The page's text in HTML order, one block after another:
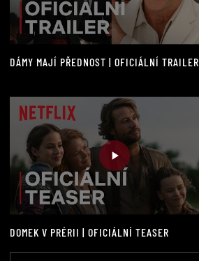
DÁMY MAJÍ PŘEDNOST | OFICIÁLNÍ TRAILER
DOMEK V PRÉRII | OFICIÁLNÍ TEASER